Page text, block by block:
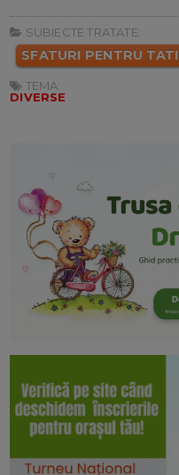
SUBIECTE TRATATE:
SFATURI PENTRU TATI
TEMA:
DIVERSE